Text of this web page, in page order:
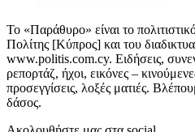
Το «Παράθυρο» είναι το
Πολίτης [Κύπρος] και του
www.politis.com.cy. Ειδήσεις,
ρεπορτάζ, ήχοι, εικόνες –
προσεγγίσεις, λοξές ματιές.
δάσος.